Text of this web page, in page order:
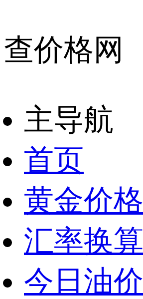
查价格网
主导航
首页
黄金价格
汇率换算
今日油价